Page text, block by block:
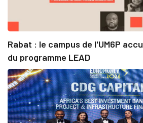
Rabat : le campus de l'UM6P
du programme LEAD